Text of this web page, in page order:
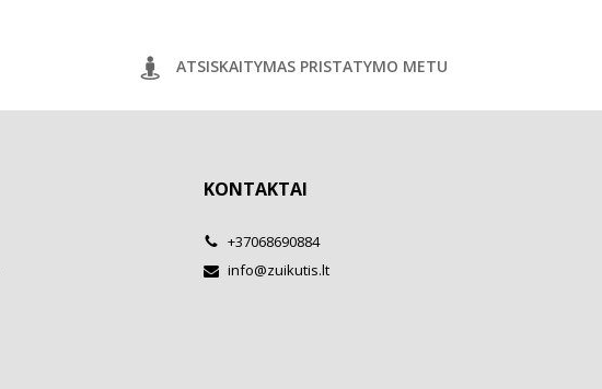
ATSISKAITYMAS PRISTATYMO METU
KONTAKTAI
+37068690884
info@zuikutis.lt